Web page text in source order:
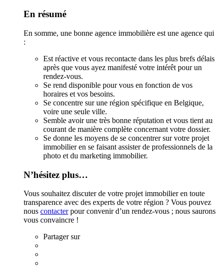
En résumé
En somme, une bonne agence immobilière est une agence qui
:
Est réactive et vous recontacte dans les plus brefs délais
après que vous ayez manifesté votre intérêt pour un
rendez-vous.
Se rend disponible pour vous en fonction de vos
horaires et vos besoins.
Se concentre sur une région spécifique en Belgique,
voire une seule ville.
Semble avoir une très bonne réputation et vous tient au
courant de manière complète concernant votre dossier.
Se donne les moyens de se concentrer sur votre projet
immobilier en se faisant assister de professionnels de la
photo et du marketing immobilier.
N’hésitez plus…
Vous souhaitez discuter de votre projet immobilier en toute
transparence avec des experts de votre région ? Vous pouvez
nous contacterpour convenir d’un rendez-vous ; nous saurons
vous convaincre !
Partager sur